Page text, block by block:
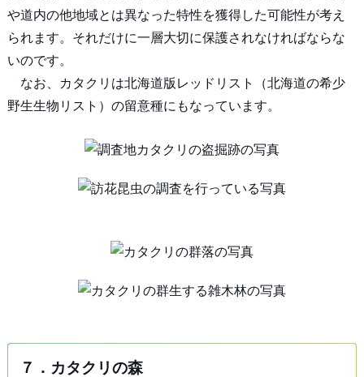
や道内の他地域とは異なった特性を獲得した可能性が考え
られます。それだけに一層大切に保護されなければならな
いのです。
なお、カタクリは北海道版レッドリスト（北海道の希少
野生生物リスト）の留意種にもなっています。
７．カタクリの森